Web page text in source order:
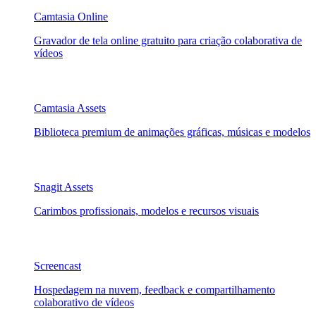
Camtasia Online
Gravador de tela online gratuito para criação colaborativa de
vídeos
Camtasia Assets
Biblioteca premium de animações gráficas, músicas e modelos
Snagit Assets
Carimbos profissionais, modelos e recursos visuais
Screencast
Hospedagem na nuvem, feedback e compartilhamento
colaborativo de vídeos